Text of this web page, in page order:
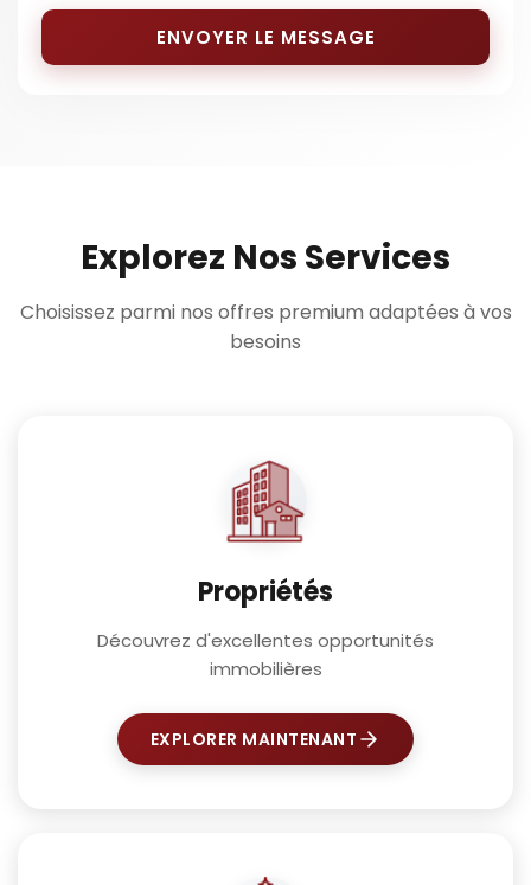
ENVOYER LE MESSAGE
Explorez Nos Services
Choisissez parmi nos offres premium adaptées à vos
besoins
Propriétés
Découvrez d'excellentes opportunités
immobilières
EXPLORER MAINTENANT